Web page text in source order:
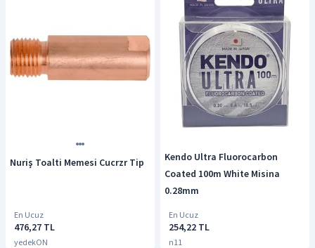
Nuriş Toalti Memesi Cucrzr Tip
En Ucuz
476,27 TL
yedekON
Kendo Ultra Fluorocarbon
Coated 100m White Misina
0.28mm
En Ucuz
254,22 TL
n11